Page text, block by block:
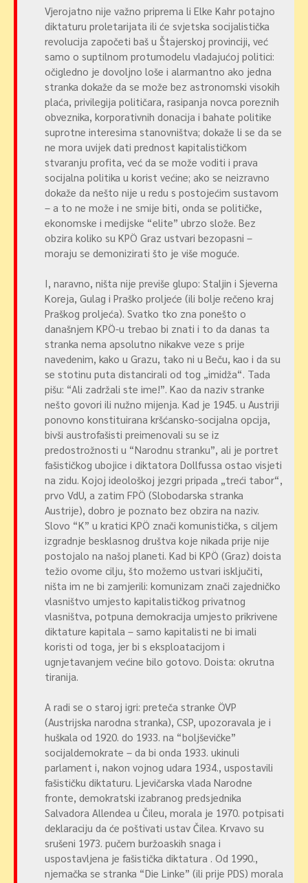
Vjerojatno nije važno priprema li Elke Kahr potajno
diktaturu proletarijata ili će svjetska socijalistička
revolucija započeti baš u Štajerskoj provinciji, već
samo o suptilnom protumodelu vladajućoj politici:
očigledno je dovoljno loše i alarmantno ako jedna
stranka dokaže da se može bez astronomski visokih
plaća, privilegija političara, rasipanja novca poreznih
obveznika, korporativnih donacija i bahate politike
suprotne interesima stanovništva; dokaže li se da se
ne mora uvijek dati prednost kapitalističkom
stvaranju profita, već da se može voditi i prava
socijalna politika u korist većine; ako se neizravno
dokaže da nešto nije u redu s postojećim sustavom
– a to ne može i ne smije biti, onda se političke,
ekonomske i medijske “elite” ubrzo slože. Bez
obzira koliko su KPÖ Graz ustvari bezopasni –
moraju se demonizirati što je više moguće.
I, naravno, ništa nije previše glupo: Staljin i Sjeverna
Koreja, Gulag i Praško proljeće (ili bolje rečeno kraj
Praškog proljeća). Svatko tko zna ponešto o
današnjem KPÖ-u trebao bi znati i to da danas ta
stranka nema apsolutno nikakve veze s prije
navedenim, kako u Grazu, tako ni u Beču, kao i da su
se stotinu puta distancirali od tog „imidža“. Tada
pišu: “Ali zadržali ste ime!”. Kao da naziv stranke
nešto govori ili nužno mijenja. Kad je 1945. u Austriji
ponovno konstituirana kršćansko-socijalna opcija,
bivši austrofašisti preimenovali su se iz
predostrožnosti u “Narodnu stranku”, ali je portret
fašističkog ubojice i diktatora Dollfussa ostao visjeti
na zidu. Kojoj ideološkoj jezgri pripada „treći tabor“,
prvo VdU, a zatim FPÖ (Slobodarska stranka
Austrije), dobro je poznato bez obzira na naziv.
Slovo “K” u kratici KPÖ znači komunistička, s ciljem
izgradnje besklasnog društva koje nikada prije nije
postojalo na našoj planeti. Kad bi KPÖ (Graz) doista
težio ovome cilju, što možemo ustvari isključiti,
ništa im ne bi zamjerili: komunizam znači zajedničko
vlasništvo umjesto kapitalističkog privatnog
vlasništva, potpuna demokracija umjesto prikrivene
diktature kapitala – samo kapitalisti ne bi imali
koristi od toga, jer bi s eksploatacijom i
ugnjetavanjem većine bilo gotovo. Doista: okrutna
tiranija.
A radi se o staroj igri: preteča stranke ÖVP
(Austrijska narodna stranka), CSP, upozoravala je i
huškala od 1920. do 1933. na “boljševičke”
socijaldemokrate – da bi onda 1933. ukinuli
parlament i, nakon vojnog udara 1934., uspostavili
fašističku diktaturu. Ljevičarska vlada Narodne
fronte, demokratski izabranog predsjednika
Salvadora Allendea u Čileu, morala je 1970. potpisati
deklaraciju da će poštivati ustav Čilea. Krvavo su
srušeni 1973. pučem buržoaskih snaga i
uspostavljena je fašistička diktatura . Od 1990.,
njemačka se stranka “Die Linke” (ili prije PDS) morala